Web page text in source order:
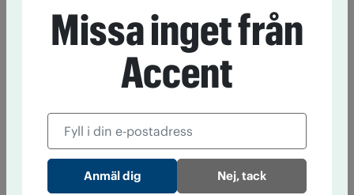
Missa inget från
Accent
Nej, tack